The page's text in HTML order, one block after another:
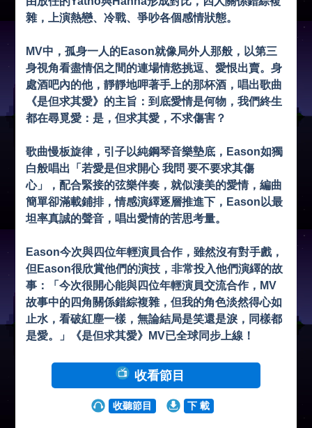
雜，上演熱戀、冷戰、爭吵各個感情狀態。
MV中，孤身一人的Eason就像局外人那般，以第三
身視角看盡情侶之間的連場情慾挑逗、愛恨出賣。身
處酒吧內的他，靜靜地呷著手上的那杯酒，唱出歌曲
《是但求其愛》的主旨：到底愛情是何物，我們終生
都在尋覓愛：是，但求其愛，不求傷害？
歌曲慢板旋律，引子以純鋼琴音樂墊底，Eason如獨
白般唱出「若愛是但求開心 我問 要不要求其傷
心」，配合緊接的弦樂伴奏，就似淒美的愛情，編曲
簡單卻滿載鋪排，情感演繹逐層推進下，Eason以最
坦率真誠的聲音，唱出愛情的苦思考量。
Eason今次與四位年輕演員合作，雖然沒有對手戲，
但Eason很欣賞他們的演技，非常投入他們演繹的故
事：「今次很開心能與四位年輕演員交流合作，MV
故事中的四角關係錯綜複雜，但我的角色淡然得心如
止水，看破紅塵一樣，無論結局是笑還是淚，同樣都
是愛。」《是但求其愛》MV已全球同步上線！
收看節目
收聽節目 下 載